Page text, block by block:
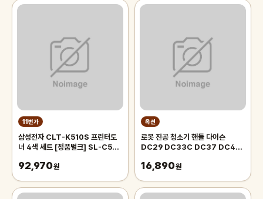
11번가
삼성전자 CLT-K510S 프린터토
너 4색 세트 [정품벌크] SL-C510
C513W SL-C563W SL-
92,970원
옥션
로봇 진공 청소기 핸들 다이슨
DC29 DC33C DC37 DC48
16,890원